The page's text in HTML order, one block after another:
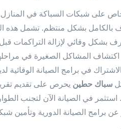
خاص على شبكات السباكة في
بالكامل بشكل منتظم. تشمل هذه
بشكل وقائي لإزالة التراكمات
اكتشاف المشاكل الصغيرة في
في برامج الصيانة الوقائية
سباك حطين يحرص على تقديم
في الصيانة الآن لتجنب
عن برامج الصيانة الدورية وتأمين